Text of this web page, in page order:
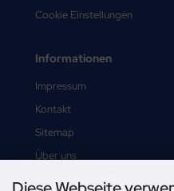
Cookie Einstellungen
Informationen
Impressum
Kontakt
Sitemap
Über uns
Vertrag widerrufen